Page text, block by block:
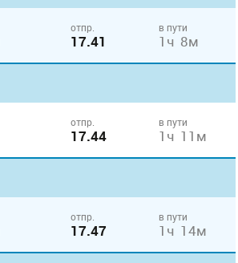
отпр.
17.41
в пути
1ч 8м
отпр.
17.44
в пути
1ч 11м
отпр.
17.47
в пути
1ч 14м